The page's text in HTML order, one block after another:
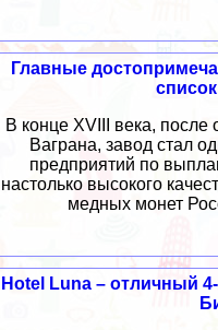
Главные
В конце XVIII века, после
Ваграна, завод стал
предприятий по
настолько высокого
медных монет
Hotel Luna – отличный